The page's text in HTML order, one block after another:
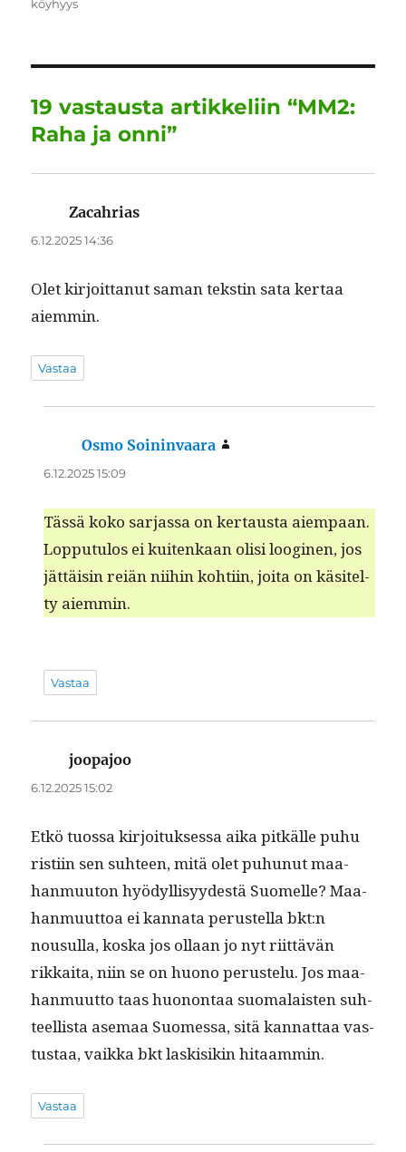
o
k
I
p a
köyhyys
19 vastausta artikkeliin “MM2:
Raha ja onni”
Zacahrias
6.12.2025 14:36
Olet kir­joit­tanut saman tek­stin sata ker­taa
aiemmin.
Vastaa
Osmo Soininvaara
6.12.2025 15:09
Tässä koko sar­jas­sa on ker­taus­ta aiem­paan.
Lop­putu­los ei kuitenkaan olisi loogi­nen, jos
jät­täisin reiän niihin kohti­in, joi­ta on käsitel­
ty aiemmin.
Vastaa
joopajoo
6.12.2025 15:02
Etkö tuos­sa kir­joituk­ses­sa aika pitkälle puhu
ris­ti­in sen suh­teen, mitä olet puhunut maa­
han­muu­ton hyödyl­lisyy­destä Suomelle? Maa­
han­muut­toa ei kan­na­ta perustel­la bkt:n
nousul­la, kos­ka jos ollaan jo nyt riit­tävän
rikkai­ta, niin se on huono perustelu. Jos maa­
han­muut­to taas huonon­taa suo­ma­lais­ten suh­
teel­lista ase­maa Suomes­sa, sitä kan­nat­taa vas­
tus­taa, vaik­ka bkt lask­isikin hitaammin.
Vastaa